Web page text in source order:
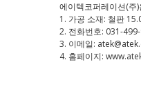
에이텍코퍼레이션(주
1. 가공 소재: 철판
2. 전화번호: 031-
3. 이메일:
4. 홈페이지: